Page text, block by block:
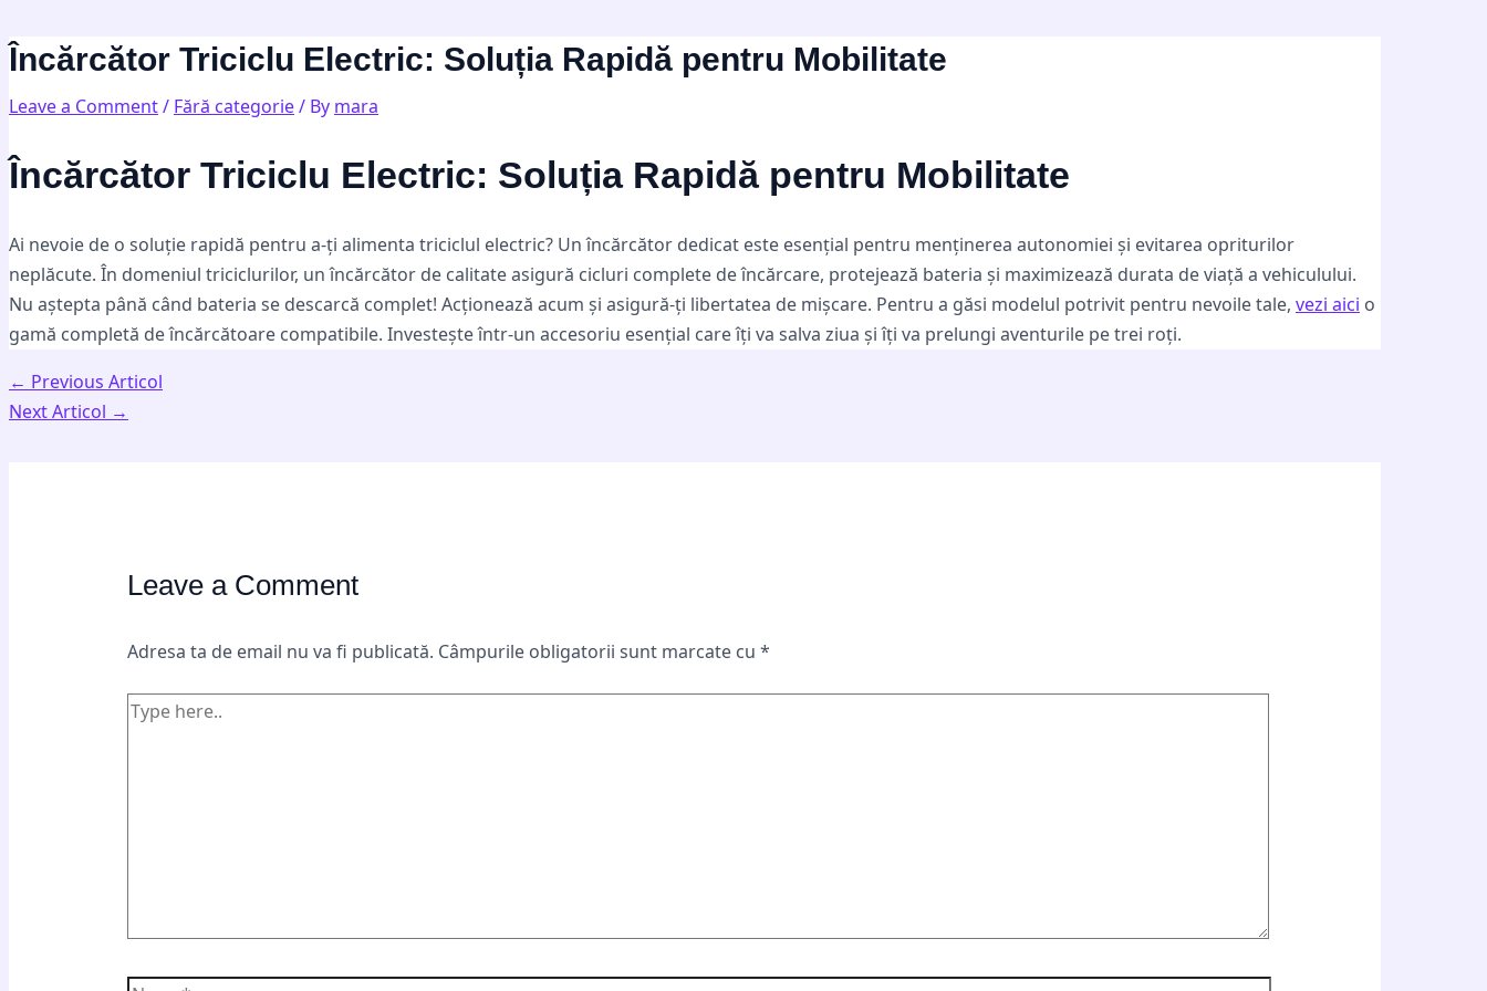
to
content
Încărcător Triciclu Electric: Soluția Rapidă pentru Mobilitate
Leave a Comment/ Fără categorie/ By mara
Încărcător Triciclu Electric: Soluția Rapidă pentru Mobilitate
Ai nevoie de o soluție rapidă pentru a-ți alimenta triciclul electric? Un încărcător dedicat este esențial pentru menținerea autonomiei și evitarea opriturilor
neplăcute. În domeniul triciclurilor, un încărcător de calitate asigură cicluri complete de încărcare, protejează bateria și maximizează durata de viață a vehiculului.
Nu aștepta până când bateria se descarcă complet! Acționează acum și asigură-ți libertatea de mișcare. Pentru a găsi modelul potrivit pentru nevoile tale, vezi aici o
gamă completă de încărcătoare compatibile. Investește într-un accesoriu esențial care îți va salva ziua și îți va prelungi aventurile pe trei roți.
navigation
← Previous Articol
Next Articol →
Leave a Comment
Adresa ta de email nu va fi publicată. Câmpurile obligatorii sunt marcate cu *
here..